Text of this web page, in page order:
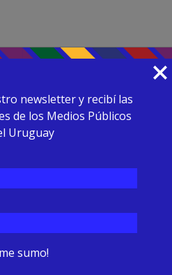
newsletter y recibí las
de los Medios Públicos
Uruguay